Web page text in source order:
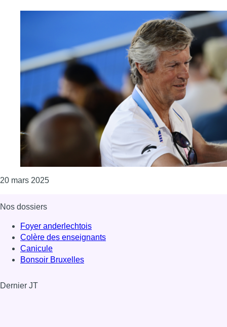
20 mars 2025Consulter l'article "Le Bruxellois Pierre-Olivier
Nos dossiers
Foyer anderlechtois
Colère des enseignants
Canicule
Bonsoir Bruxelles
Dernier JT